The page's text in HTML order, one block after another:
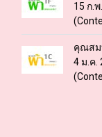
15 ก.
คุณสม
4 ม.ค.